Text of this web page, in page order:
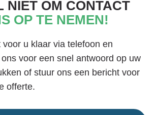
NIET OM CONTACT
OP TE NEMEN!
voor u klaar via telefoon en
voor een snel antwoord op uw
of stuur ons een bericht voor
offerte.